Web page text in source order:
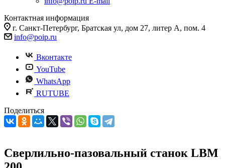
Контактная информация
г. Санкт-Петербург, Братская ул, дом 27, литер А, пом. 4
info@poip.ru
Вконтакте
YouTube
WhatsApp
RUTUBE
Поделиться
Сверлильно-пазовальный станок LBM